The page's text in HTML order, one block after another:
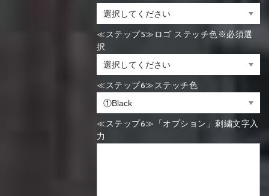
≪ステップ5≫ロゴ ステッチ色※必須選
択
≪ステップ6≫ステッチ色
≪ステップ6≫「オプション」刺繍文字入
力